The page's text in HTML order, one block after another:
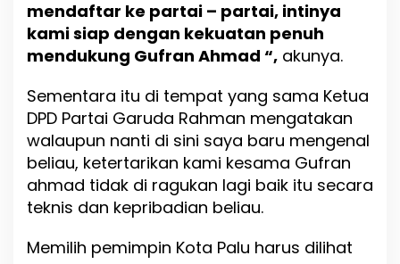
mendaftar ke partai – partai, intinya
kami siap dengan kekuatan penuh
mendukung Gufran Ahmad “, akunya.
Sementara itu di tempat yang sama Ketua
DPD Partai Garuda Rahman mengatakan
walaupun nanti di sini saya baru mengenal
beliau, ketertarikan kami kesama Gufran
ahmad tidak di ragukan lagi baik itu secara
teknis dan kepribadian beliau.
Memilih pemimpin Kota Palu harus dilihat